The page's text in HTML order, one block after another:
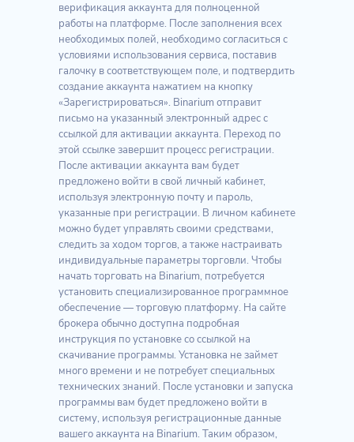
верификация аккаунта для полноценной
работы на платформе. После заполнения всех
необходимых полей, необходимо согласиться с
условиями использования сервиса, поставив
галочку в соответствующем поле, и подтвердить
создание аккаунта нажатием на кнопку
«Зарегистрироваться». Binarium отправит
письмо на указанный электронный адрес с
ссылкой для активации аккаунта. Переход по
этой ссылке завершит процесс регистрации.
После активации аккаунта вам будет
предложено войти в свой личный кабинет,
используя электронную почту и пароль,
указанные при регистрации. В личном кабинете
можно будет управлять своими средствами,
следить за ходом торгов, а также настраивать
индивидуальные параметры торговли. Чтобы
начать торговать на Binarium, потребуется
установить специализированное программное
обеспечение — торговую платформу. На сайте
брокера обычно доступна подробная
инструкция по установке со ссылкой на
скачивание программы. Установка не займет
много времени и не потребует специальных
технических знаний. После установки и запуска
программы вам будет предложено войти в
систему, используя регистрационные данные
вашего аккаунта на Binarium. Таким образом,